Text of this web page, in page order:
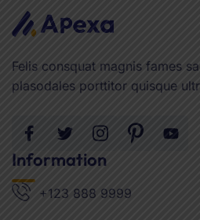
Felis consquat magnis fames
plasodales porttitor quisque
Information
+123 888 9999